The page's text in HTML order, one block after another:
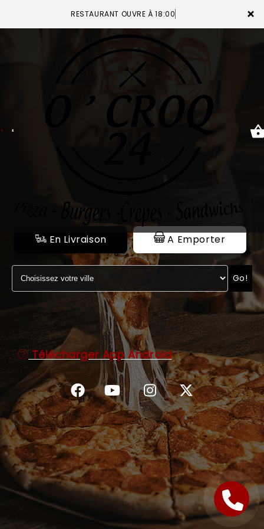
×
RESTAURANT OUVRE À 18:00
NOTRE RESTAURANT
VOS AVIS
MENTIONS LÉGALES
C.G.V
En Livraison A Emporter
Go!
Télécharger App Android